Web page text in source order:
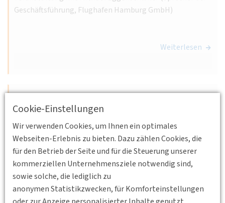
Cookie-Einstellungen
Wir verwenden Cookies, um Ihnen ein optimales
Webseiten-Erlebnis zu bieten. Dazu zählen Cookies, die
für den Betrieb der Seite und für die Steuerung unserer
kommerziellen Unternehmensziele notwendig sind,
sowie solche, die lediglich zu
anonymen Statistikzwecken, für Komforteinstellungen
Geschäftsführung, Flughafen Hamburg GmbH)
Weiterlesen
Großmarkt Obst, Gemüse und Blumen, Auf der
Brandshofer Schleuse 4, 20097 Hamburg
Hamburg e.V.
Großmarkt Hamburg - Verkehrsdrehscheibe
für Obst und Gemüse
Site-Visite und Vortrag mit Mathias Wegner (stv.
Geschäftsführer, Großmarkt Obst, Gemüse und Blumen)